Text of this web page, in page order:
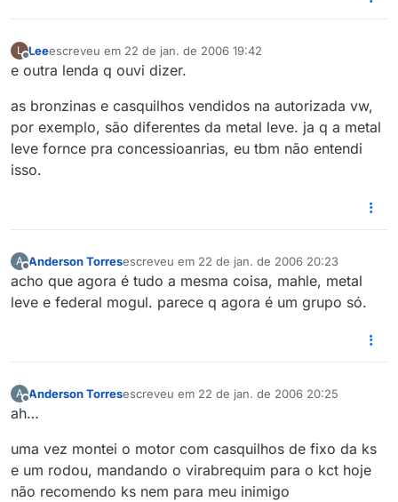
L
Offline
Leeescreveu em 22 de jan. de 2006 19:42
última edição por
e outra lenda q ouvi dizer.
as bronzinas e casquilhos vendidos na autorizada vw,
por exemplo, são diferentes da metal leve. ja q a metal
leve fornce pra concessioanrias, eu tbm não entendi
isso.
A
Offline
Anderson Torresescreveu em 22 de jan. de 2006 20:23
última edição por
acho que agora é tudo a mesma coisa, mahle, metal
leve e federal mogul. parece q agora é um grupo só.
A Anderson Torresescreveu em 22 de jan. de 2006 20:25
última edição por
ah…
uma vez montei o motor com casquilhos de fixo da ks
e um rodou, mandando o virabrequim para o kct hoje
não recomendo ks nem para meu inimigo